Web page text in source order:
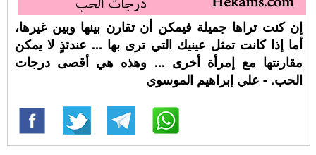
إن كنت تراها جميلة فيمكن أن تقارن بينها وبين غيرها،
أما إذا كانت تمثل عينيك التي ترى بها ... عندئذٍ لا يمكن
مقارنتها مع إمرأة أخرى ... وهذه هي أقصى درجات
الحب. - علي إبراهيم الموسوي